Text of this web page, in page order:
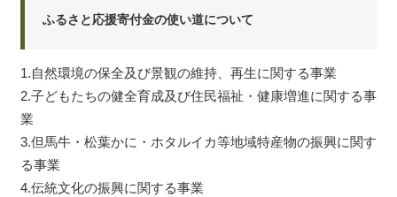
ふるさと応援寄付金の使い道について
1.自然環境の保全及び景観の維持、再生に関する事業
2.子どもたちの健全育成及び住民福祉・健康増進に関する事
業
3.但馬牛・松葉かに・ホタルイカ等地域特産物の振興に関す
る事業
4.伝統文化の振興に関する事業